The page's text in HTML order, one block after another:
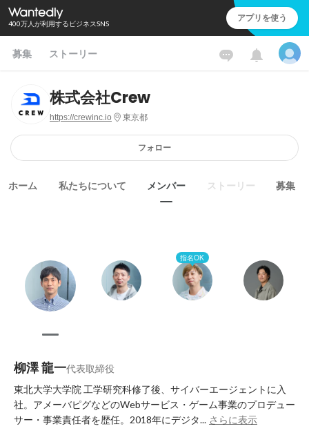
400万人が利用するビジネスSNS アプリを使う
募集 ストーリー
株式会社Crew
https://crewinc.io 東京都
フォロー
ホーム 私たちについて メンバー ストーリー 募集
指名OK
柳澤 龍一代表取締役
東北大学大学院 工学研究科修了後、サイバーエージェントに入
社。アメーバピグなどのWebサービス・ゲーム事業のプロデュー
サー・事業責任者を歴任。2018年にデジタ... さらに表示